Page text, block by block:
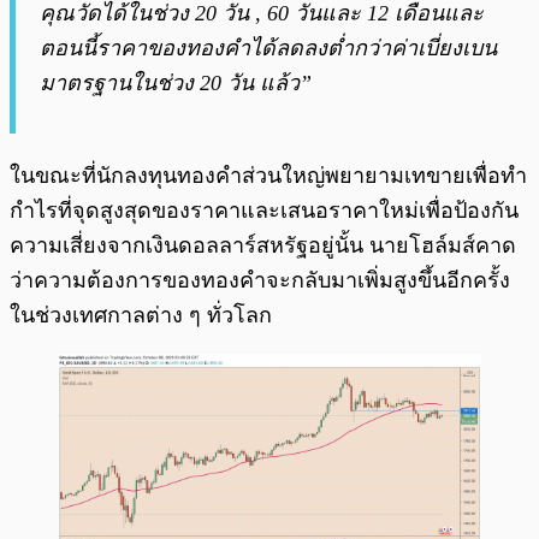
คุณวัดได้ในช่วง 20 วัน , 60 วันและ 12 เดือนและ
ตอนนี้ราคาของทองคำได้ลดลงต่ำกว่าค่าเบี่ยงเบน
มาตรฐานในช่วง 20 วัน แล้ว”
ในขณะที่นักลงทุนทองคำส่วนใหญ่พยายามเทขายเพื่อทำ
กำไรที่จุดสูงสุดของราคาและเสนอราคาใหม่เพื่อป้องกัน
ความเสี่ยงจากเงินดอลลาร์สหรัฐอยู่นั้น นายโฮล์มส์คาด
ว่าความต้องการของทองคำจะกลับมาเพิ่มสูงขึ้นอีกครั้ง
ในช่วงเทศกาลต่าง ๆ ทั่วโลก